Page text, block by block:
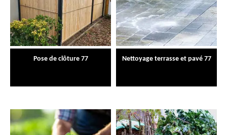
Pose de clôture 77 Nettoyage terrasse et pavé 77